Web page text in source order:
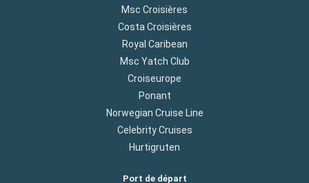
Msc Croisières
Costa Croisières
Royal Caribean
Msc Yatch Club
Croiseurope
Ponant
Norwegian Cruise Line
Celebrity Cruises
Hurtigruten
Port de départ